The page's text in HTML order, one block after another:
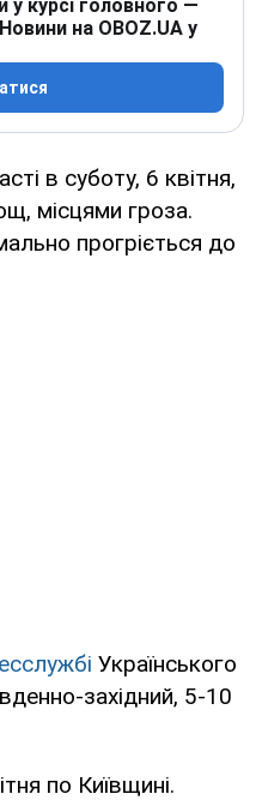
курсі головного —
на OBOZ.UA у
в суботу, 6 квітня,
місцями гроза.
прогріється до
Українського
західний, 5-10
по Київщині.